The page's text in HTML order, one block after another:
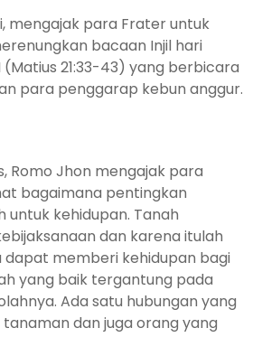
mengajak para Frater untuk
bacaan Injil hari
(Matius 21:33-43) yang berbicara
para penggarap kebun anggur.
Romo Jhon mengajak para
bagaimana pentingkan
untuk kehidupan. Tanah
dan karena itulah
dapat memberi kehidupan bagi
yang baik tergantung pada
Ada satu hubungan yang
dan juga orang yang